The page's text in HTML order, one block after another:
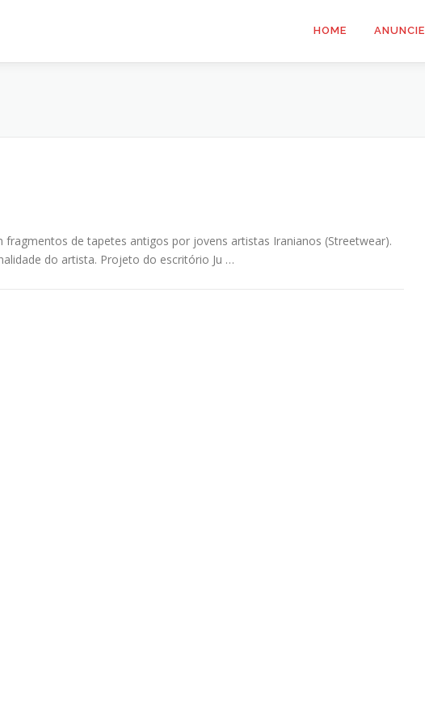
HOME ANUNCIE
fragmentos de tapetes antigos por jovens artistas Iranianos (Streetwear).
do artista. Projeto do escritório Ju …